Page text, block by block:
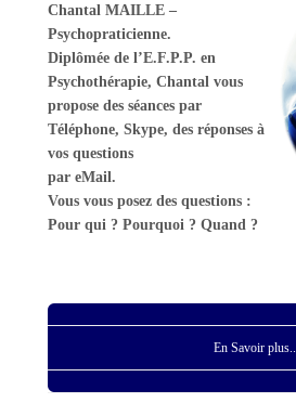
Chantal MAILLE –
Psychopraticienne.
Diplômée de l’E.F.P.P. en
Psychothérapie, Chantal vous
propose des séances par
Téléphone, Skype, des réponses à
vos questions
par eMail.
Vous vous posez des questions :
Pour qui ? Pourquoi ? Quand ?
En Savoir plus..